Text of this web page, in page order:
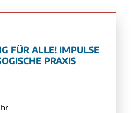
FÜR ALLE! IMPULSE
PRAXIS